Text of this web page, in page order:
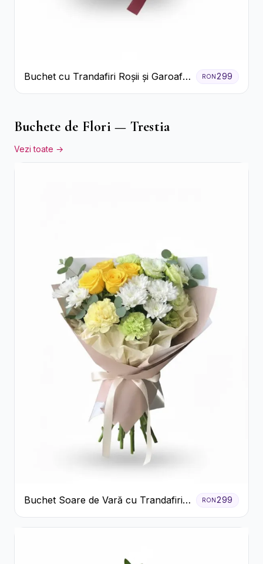
Buchet cu Trandafiri Roșii și Garoafe
Roz Pal
RON299
Buchete de Flori — Trestia
Vezi toate →
Buchet Soare de Vară cu Trandafiri
Galbeni și Crizanteme Albe
RON299